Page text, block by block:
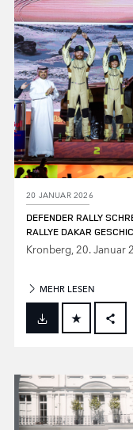
20 JANUAR 2026
DEFENDER RALLY
RALLYE DAKAR
Kronberg, 20. Januar
MEHR LESEN